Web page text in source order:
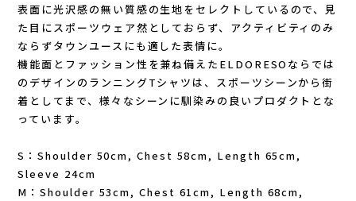
milestone(マイルストーン)
MMA(マウンテンマーシャルアーツ)
MOUNTAIN HARD WEAR(マウンテンハー
MYSTERY RANCH (ミステリーランチ)
表面に光沢感の無い質感の生地をセレクトしているので、見
た目にスポーツウェア然としておらず、アクティビティのみ
ならずタウンユースにも適した表情に。
機能面とファッション性を兼ね備えたELDORESOならでは
のデザインのランニングTシャツは、スポーツシーンから街
着としてまで、様々なシーンに馴染みの良いプロダクトとな
っています。
S：Shoulder 50cm, Chest 58cm, Length 65cm,
Sleeve 24cm
M：Shoulder 53cm, Chest 61cm, Length 68cm,